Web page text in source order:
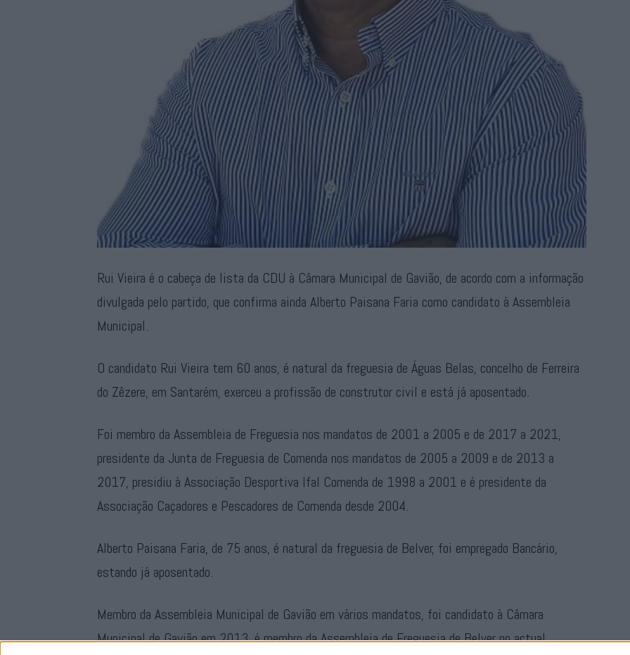
Rui Vieira é o cabeça de lista da CDU à Câmara Municipal de Gavião, de acordo com a informação
divulgada pelo partido, que confirma ainda Alberto Paisana Faria como candidato à Assembleia
Municipal.
O candidato Rui Vieira tem 60 anos, é natural da freguesia de Águas Belas, concelho de Ferreira
do Zêzere, em Santarém, exerceu a profissão de construtor civil e está já aposentado.
Foi membro da Assembleia de Freguesia nos mandatos de 2001 a 2005 e de 2017 a 2021,
presidente da Junta de Freguesia de Comenda nos mandatos de 2005 a 2009 e de 2013 a
2017, presidiu à Associação Desportiva Ifal Comenda de 1998 a 2001 e é presidente da
Associação Caçadores e Pescadores de Comenda desde 2004.
Alberto Paisana Faria, de 75 anos, é natural da freguesia de Belver, foi empregado Bancário,
estando já aposentado.
Membro da Assembleia Municipal de Gavião em vários mandatos, foi candidato à Câmara
Municipal de Gavião em 2013, é membro da Assembleia de Freguesia de Belver no actual